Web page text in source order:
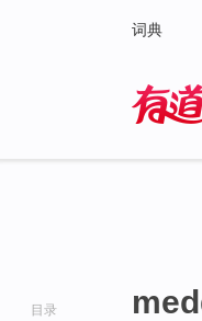
词典
目录